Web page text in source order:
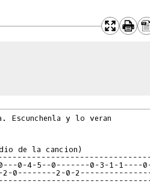
y lo veran
de la cancion)
0-4-5--0-------0-3-1-1----
2-0--------2-0-